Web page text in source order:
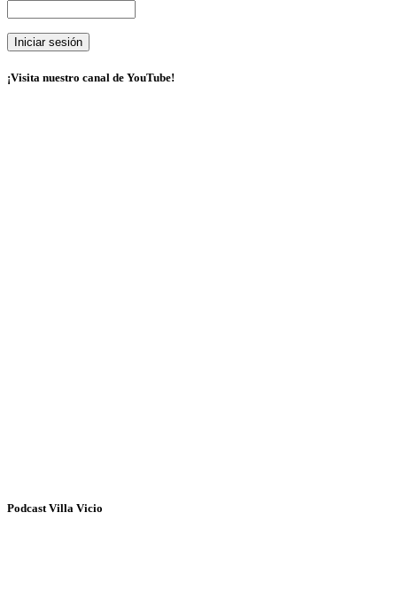
¡Visita nuestro canal de YouTube!
Podcast Villa Vicio